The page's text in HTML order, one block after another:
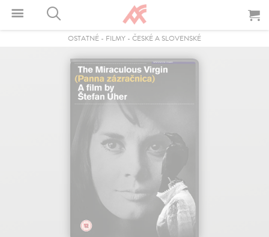
OSTATNÉ - FILMY - ČESKÉ A SLOVENSKÉ